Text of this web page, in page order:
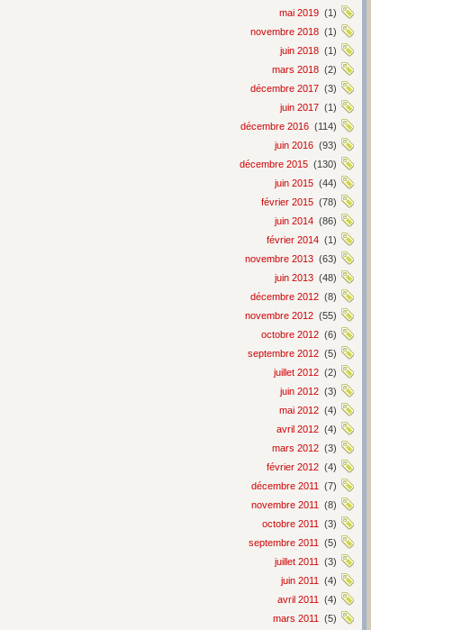
mai 2019 (1)
novembre 2018 (1)
juin 2018 (1)
mars 2018 (2)
décembre 2017 (3)
juin 2017 (1)
décembre 2016 (114)
juin 2016 (93)
décembre 2015 (130)
juin 2015 (44)
février 2015 (78)
juin 2014 (86)
février 2014 (1)
novembre 2013 (63)
juin 2013 (48)
décembre 2012 (8)
novembre 2012 (55)
octobre 2012 (6)
septembre 2012 (5)
juillet 2012 (2)
juin 2012 (3)
mai 2012 (4)
avril 2012 (4)
mars 2012 (3)
février 2012 (4)
décembre 2011
(7)
novembre 2011
(8)
octobre 2011
(3)
septembre 2011
(5)
juillet 2011
(3)
juin 2011
(4)
avril 2011
(4)
mars 2011
(5)